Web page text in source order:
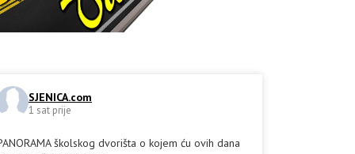
SJENICA.com
1 sat prije
školskog dvorišta o kojem ću ovih dana